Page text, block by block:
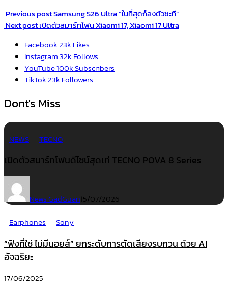
Previous postSamsung S26 Ultra “ในที่สุดก็ลงตัวซะที”
Next postเปิดตัวสมาร์ทโฟน Xiaomi 17, Xiaomi 17 Ultra
Facebook23k Likes
Instagram32k Follows
YouTube100kSubscribers
TikTok23k Followers
Dont's Miss
NEWS TECNO
เปิดตัวสมาร์ทโฟนดีไซน์สุดเท่ TECNO POVA 8 Series
News GadGuan15/07/2026
Earphones
Sony
“ฟังที่ใช่ ไม่มีนอยส์” ยกระดับการตัดเสียงรบกวน ด้วย AI
อัจฉริยะ
17/06/2025